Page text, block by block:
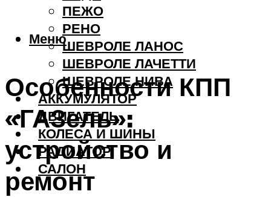
ПЕЖО
РЕНО
ШЕВРОЛЕ ЛАНОС
ШЕВРОЛЕ ЛАЧЕТТИ
ШЕВРОЛЕ НИВА
АККУМУЛЯТОР
ДВИГАТЕЛЬ
КОЛЕСА И ШИНЫ
РАДИАТОР
САЛОН
Меню
Особенности КПП
«ГАЗель»:
устройство и
ремонт